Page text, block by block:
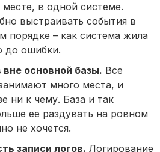
в одной системе.
выстраивать события в
порядке – как система жила
до ошибки.
основной базы. Все
много места, и
ни к чему. База и так
ее раздувать на ровном
не хочется.
записи логов. Логирование